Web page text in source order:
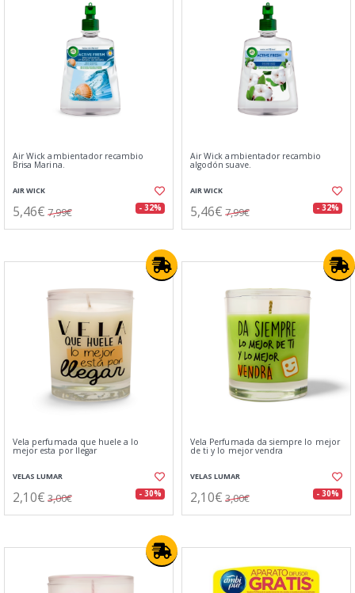
Air Wick ambientador recambio
Brisa Marina.
AIR WICK
5,46€ 7,99€ - 32%
Air Wick ambientador recambio
algodón suave.
AIR WICK
5,46€ 7,99€ - 32%
Vela perfumada que huele a lo
mejor esta por llegar
VELAS LUMAR
2,10€ 3,00€ - 30%
Vela Perfumada da siempre lo mejor
de ti y lo mejor vendra
VELAS LUMAR
2,10€ 3,00€ - 30%